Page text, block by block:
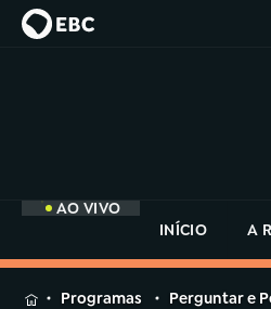
AO VIVO
INÍCIO
A
MENUProgramas Perguntar e